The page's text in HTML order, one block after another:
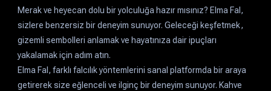
Merak ve heyecan dolu bir yolculuğa hazır mısınız? Elma Fal,
sizlere benzersiz bir deneyim sunuyor. Geleceği keşfetmek,
gizemli sembolleri anlamak ve hayatınıza dair ipuçları
yakalamak için adım atın.
Elma Fal, farklı falcılık yöntemlerini sanal platformda bir araya
getirerek size eğlenceli ve ilginç bir deneyim sunuyor. Kahve